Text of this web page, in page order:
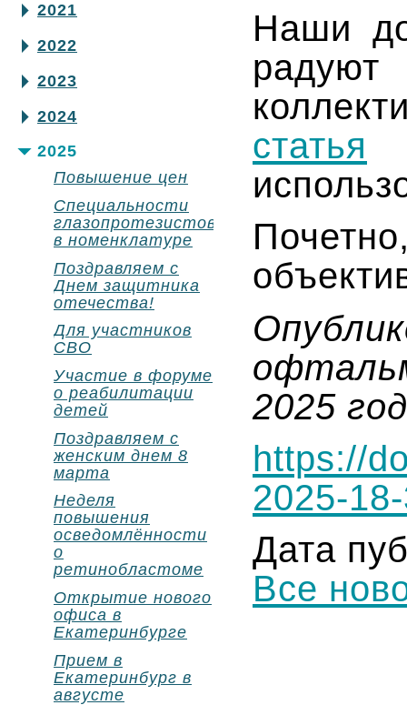
2021
2022
2023
2024
2025
Повышение цен
Специальности
глазопротезистов
в номенклатуре
Поздравляем с
Днем защитника
отечества!
Для участников
СВО
Участие в форуме
о реабилитации
детей
Поздравляем с
женским днем 8
марта
Неделя
повышения
осведомлённости
о
ретинобластоме
Открытие нового
офиса в
Екатеринбурге
Прием в
Екатеринбург в
августе
Наши
статья
2025
https://
2025-
Дата
Все